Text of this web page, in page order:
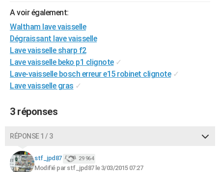
VOYAGE
Destinations
City break
Voyage nature
Voyage de noces
Forum
Climat
+PHOTO
GUIDES D'ACHAT
BONS PLANS
CARTE DE VOEUX
DICTIONNAIRE
S'inscrire
Se connecter
Lycées
Collèges
Primaires
Universités
Entreprises
Service militaire
Avis de recherche
AVIS DE DÉCÈS
A voir également:
Waltham lave vaisselle
Dégraissant lave vaisselle
Lave vaisselle sharp f2
Lave vaisselle beko p1 clignote ✓
Lave-vaisselle bosch erreur e15 robinet clignote ✓
Lave vaisselle gras ✓
3 réponses
RÉPONSE 1 / 3
stf_jpd87 29 964
Modifié par stf_jpd87 le 3/03/2015 07:27